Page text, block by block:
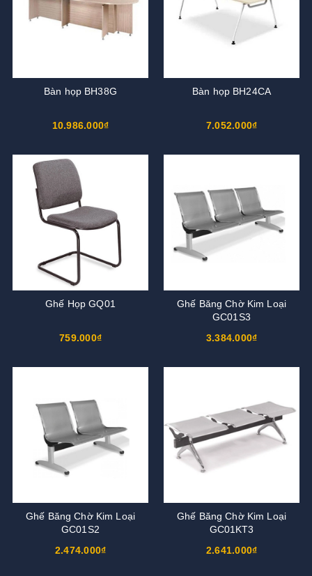
Bàn họp BH38G
10.986.000₫
Bàn họp BH24CA
7.052.000₫
Ghế Họp GQ01
759.000₫
Ghế Băng Chờ Kim Loại
GC01S3
3.384.000₫
Ghế Băng Chờ Kim Loại
GC01S2
2.474.000₫
Ghế Băng Chờ Kim Loại
GC01KT3
2.641.000₫